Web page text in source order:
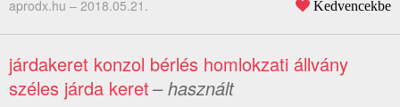
aprodx.hu – 2018.05.21. Kedvencekbe
járdakeret konzol bérlés homlokzati állvány
széles járda keret– használt